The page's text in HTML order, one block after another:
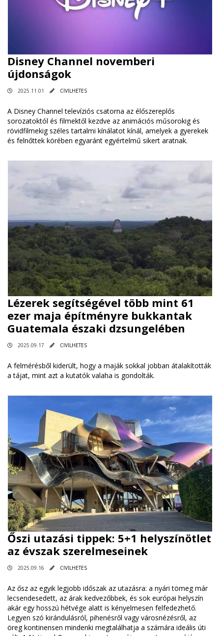
Disney Channel novemberi
újdonságok
2025.11.01 CIVILHETES
A Disney Channel televíziós csatorna az élőszereplős
sorozatoktól és filmektől kezdve az animációs műsorokig és
rövidfilmekig széles tartalmi kínálatot kínál, amelyek a gyerekek
és felnőttek körében egyaránt egyértelmű sikert aratnak.
Lézerek segítségével több mint 61
ezer maja építményre bukkantak
Guatemala északi dzsungelében
2025.09.17 CIVILHETES
A felmérésből kiderült, hogy a maják sokkal jobban átalakították
a tájat, mint azt a kutatók valaha is gondolták.
Őszi utazási tippek: 5+1 helyszínötlet
az évszak szerelmeseinek
2025.09.16 CIVILHETES
Az ősz az egyik legjobb időszak az utazásra: a nyári tömeg már
lecsendesedett, az árak kedvezőbbek, és sok európai helyszín
akár egy hosszú hétvége alatt is kényelmesen felfedezhető.
Legyen szó kirándulásról, pihenésről vagy városnézésről, az
öreg kontinensen mindenki megtalálhatja a számára ideális úti